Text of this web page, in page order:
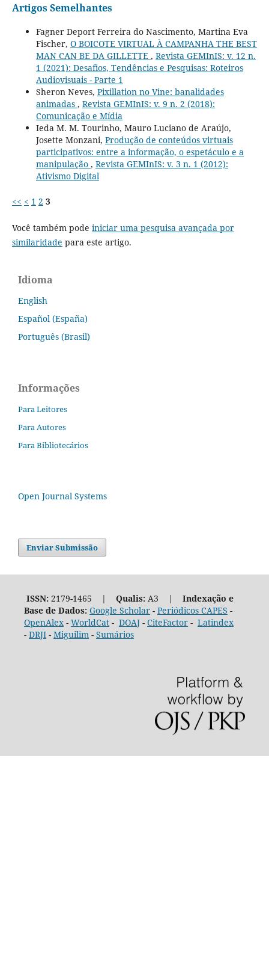
Artigos Semelhantes
Fagner Deport Ferreira do Nascimento, Martina Eva
Fischer, O BOICOTE VIRTUAL À CAMPANHA THE BEST
MAN CAN BE DA GILLETTE , Revista GEMInIS: v. 12 n.
1 (2021): Desafios, Tendências e Pesquisas: Roteiros
Audiovisuais - Parte 1
Sheron Neves, Pixillation no Vine: banalidades
animadas , Revista GEMInIS: v. 9 n. 2 (2018):
Comunicação e Mídia
Ieda M. M. Tourinho, Mauro Luciano de Araújo,
Josette Monzani, Produção de conteúdos virtuais
participativos: entre a informação, o espetáculo e a
manipulação , Revista GEMInIS: v. 3 n. 1 (2012):
Ativismo Digital
<< < 1 2 3
Você também pode iniciar uma pesquisa avançada por
similaridade para este artigo.
Idioma
English
Español (España)
Português (Brasil)
Informações
Para Leitores
Para Autores
Para Bibliotecários
Open Journal Systems
Enviar Submissão
ISSN:2179-1465 | Qualis:A3 | Indexação e
Base de Dados: Google Scholar- Periódicos CAPES -
OpenAlex- WorldCat- DOAJ- CiteFactor- Latindex
- DRJI- Miguilim - Sumários